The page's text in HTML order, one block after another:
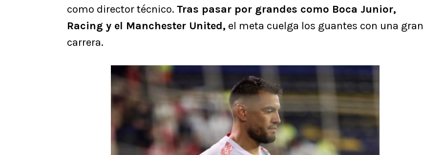
como director técnico. Tras pasar por grandes como Boca Junior,
Racing y el Manchester United, el meta cuelga los guantes con una gran
carrera.